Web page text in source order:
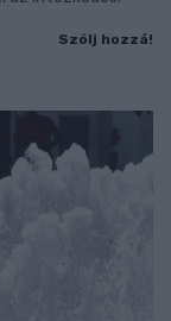
Szólj hozzá!